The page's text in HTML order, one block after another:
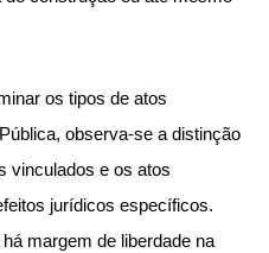
os tipos de atos
observa-se a distinção
vinculados e os atos
jurídicos específicos.
margem de liberdade na